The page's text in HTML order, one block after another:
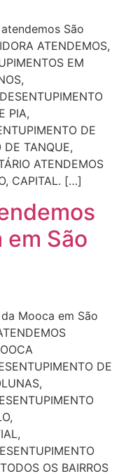
São
ATENDEMOS,
EM
PIA,
DE
DE TANQUE,
ATENDEMOS
CAPITAL. […]
São
Mooca em São
DE
OS BAIRROS